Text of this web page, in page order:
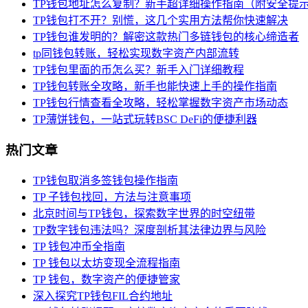
TP钱包地址怎么复制？新手超详细操作指南（附安全提
TP钱包打不开？别慌，这几个实用方法帮你快速解决
TP钱包谁发明的？解密这款热门多链钱包的核心缔造者
tp同钱包转账，轻松实现数字资产内部流转
TP钱包里面的币怎么买？新手入门详细教程
TP钱包转账全攻略，新手也能快速上手的操作指南
TP钱包行情查看全攻略，轻松掌握数字资产市场动态
TP薄饼钱包，一站式玩转BSC DeFi的便捷利器
热门文章
TP钱包取消多签钱包操作指南
TP 子钱包找回，方法与注意事项
北京时间与TP钱包，探索数字世界的时空纽带
TP数字钱包违法吗？深度剖析其法律边界与风险
TP 钱包冲币全指南
TP 钱包以太坊变现全流程指南
TP 钱包，数字资产的便捷管家
深入探究TP钱包FIL合约地址